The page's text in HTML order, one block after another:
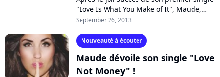
"Love Is What You Make of It", Maude,
révélée dans l'émission "Les anges de la
September 26, 2013
Nouveauté à écouter
Maude dévoile son single "Love
Not Money" !